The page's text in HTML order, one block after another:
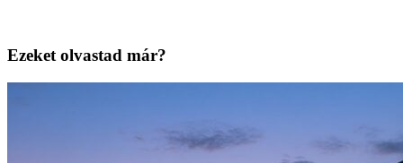
Ezeket olvastad már?